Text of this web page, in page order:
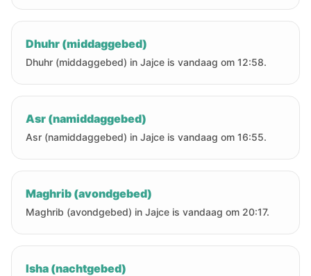
Dhuhr (middaggebed)
Dhuhr (middaggebed) in Jajce is vandaag om 12:58.
Asr (namiddaggebed)
Asr (namiddaggebed) in Jajce is vandaag om 16:55.
Maghrib (avondgebed)
Maghrib (avondgebed) in Jajce is vandaag om 20:17.
Isha (nachtgebed)